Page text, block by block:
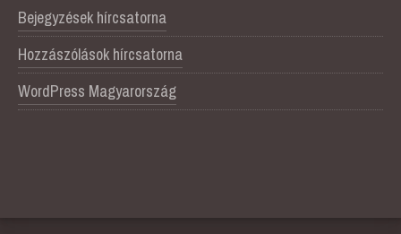
Bejegyzések hírcsatorna
Hozzászólások hírcsatorna
WordPress Magyarország